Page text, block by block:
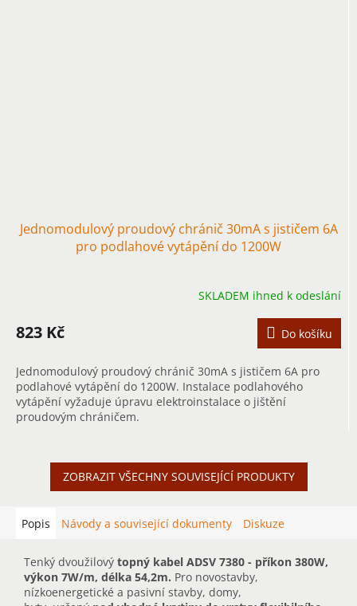
Jednomodulový proudový chránič 30mA s jističem 6A
pro podlahové vytápění do 1200W
SKLADEM ihned k odeslání
823 Kč Do košíku
Jednomodulový proudový chránič 30mA s jističem 6A pro
podlahové vytápění do 1200W. Instalace podlahového
vytápění vyžaduje úpravu elektroinstalace o jištění
proudovým chráničem.
ZOBRAZIT VŠECHNY SOUVISEJÍCÍ PRODUKTY
Popis Návody a související dokumenty Diskuze
Tenký dvoužilový topný kabel ADSV 7380 - příkon 380W,
výkon 7W/m, délka 54,2m. Pro novostavby,
nízkoenergetické a pasivní stavby, domy,